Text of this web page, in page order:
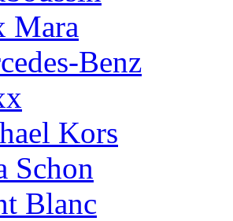
Mara
Benz
Kors
Schon
Blanc